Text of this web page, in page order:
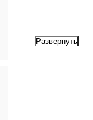
Развернуть